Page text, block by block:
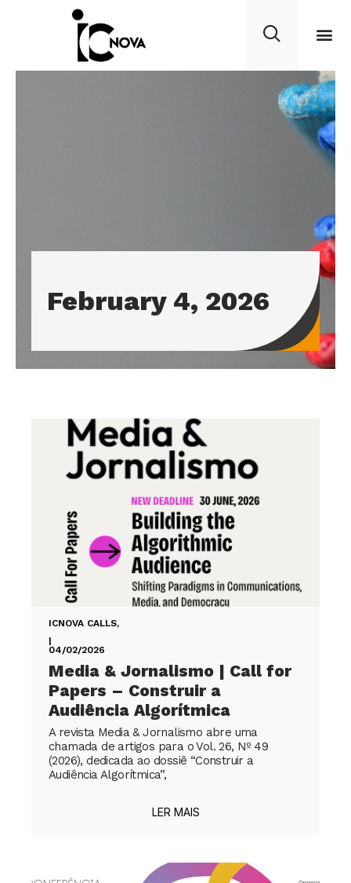
February 4, 2026
ICNOVA CALLS,
|
04/02/2026
Media & Jornalismo | Call for
Papers – Construir a
Audiência Algorítmica
A revista Media & Jornalismo abre uma
chamada de artigos para o Vol. 26, Nº 49
(2026), dedicada ao dossiê “Construir a
Audiência Algorítmica”,
LER MAIS